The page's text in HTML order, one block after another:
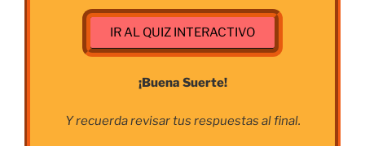
IR AL QUIZ INTERACTIVO
¡Buena Suerte!
Y recuerda revisar tus respuestas al final.